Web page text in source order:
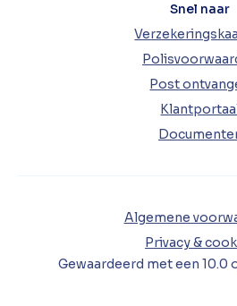
Snel naar
Post
Algemene
Privacy &
Gewaardeerd met een 10.0